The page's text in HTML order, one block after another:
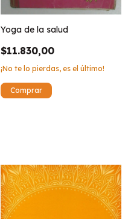
Yoga de la salud
$11.830,00
¡No te lo pierdas, es el último!